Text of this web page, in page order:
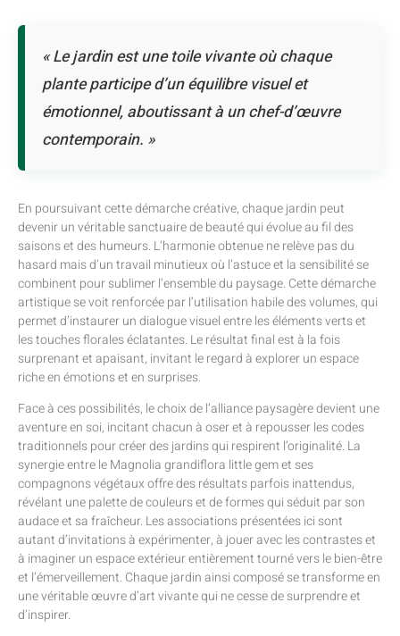
« Le jardin est une toile vivante où chaque
plante participe d’un équilibre visuel et
émotionnel, aboutissant à un chef-d’œuvre
contemporain. »
En poursuivant cette démarche créative, chaque jardin peut
devenir un véritable sanctuaire de beauté qui évolue au fil des
saisons et des humeurs. L’harmonie obtenue ne relève pas du
hasard mais d’un travail minutieux où l’astuce et la sensibilité se
combinent pour sublimer l’ensemble du paysage. Cette démarche
artistique se voit renforcée par l’utilisation habile des volumes, qui
permet d’instaurer un dialogue visuel entre les éléments verts et
les touches florales éclatantes. Le résultat final est à la fois
surprenant et apaisant, invitant le regard à explorer un espace
riche en émotions et en surprises.
Face à ces possibilités, le choix de l’alliance paysagère devient une
aventure en soi, incitant chacun à oser et à repousser les codes
traditionnels pour créer des jardins qui respirent l’originalité. La
synergie entre le Magnolia grandiflora little gem et ses
compagnons végétaux offre des résultats parfois inattendus,
révélant une palette de couleurs et de formes qui séduit par son
audace et sa fraîcheur. Les associations présentées ici sont
autant d’invitations à expérimenter, à jouer avec les contrastes et
à imaginer un espace extérieur entièrement tourné vers le bien-être
et l’émerveillement. Chaque jardin ainsi composé se transforme en
une véritable œuvre d’art vivante qui ne cesse de surprendre et
d’inspirer.